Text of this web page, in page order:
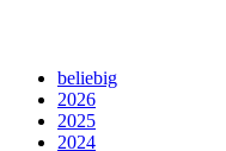
beliebig
2026
2025
2024